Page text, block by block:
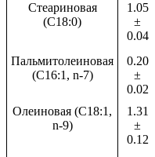
Стеариновая
(C18:0)
1.05
±
0.04
Пальмитолеиновая
(C16:1, n-7)
0.20
±
0.02
Олеиновая (C18:1,
n-9)
1.31
±
0.12